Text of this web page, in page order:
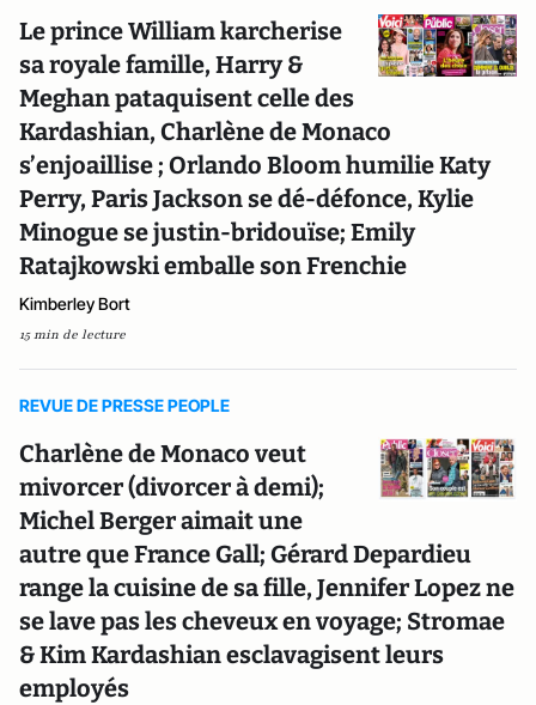
Le prince William karcherise
sa royale famille, Harry &
Meghan pataquisent celle des
Kardashian, Charlène de Monaco
s’enjoaillise ; Orlando Bloom humilie Katy
Perry, Paris Jackson se dé-défonce, Kylie
Minogue se justin-bridouïse; Emily
Ratajkowski emballe son Frenchie
Kimberley Bort
15 min de lecture
REVUE DE PRESSE PEOPLE
Charlène de Monaco veut
mivorcer (divorcer à demi);
Michel Berger aimait une
autre que France Gall; Gérard Depardieu
range la cuisine de sa fille, Jennifer Lopez ne
se lave pas les cheveux en voyage; Stromae
& Kim Kardashian esclavagisent leurs
employés